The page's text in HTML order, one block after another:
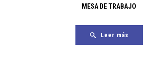
MESA DE TRABAJO
Leer más